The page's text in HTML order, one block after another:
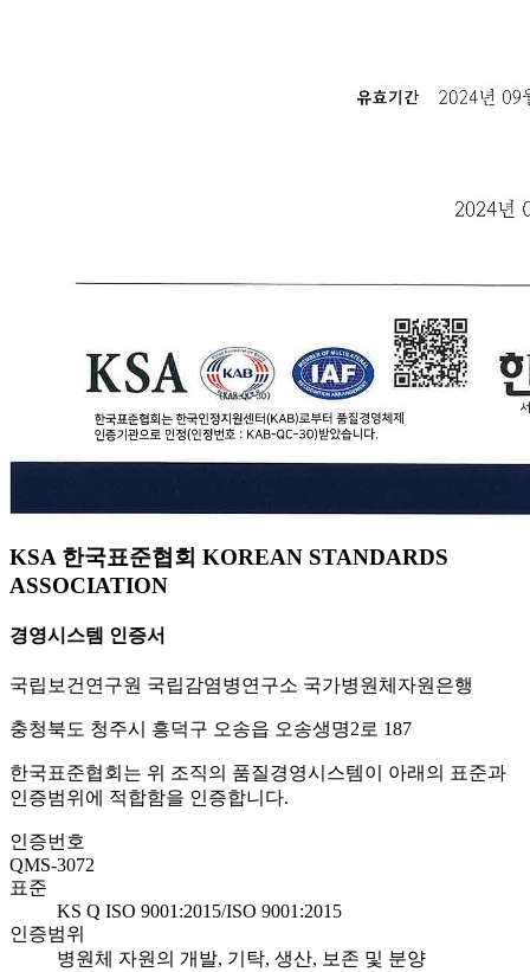
KSA 한국표준협회 KOREAN STANDARDS
ASSOCIATION
경영시스템 인증서
국립보건연구원 국립감염병연구소 국가병원체자원은행
충청북도 청주시 흥덕구 오송읍 오송생명2로 187
한국표준협회는 위 조직의 품질경영시스템이 아래의 표준과
인증범위에 적합함을 인증합니다.
인증번호
QMS-3072
표준
KS Q ISO 9001:2015/ISO 9001:2015
인증범위
병원체 자원의 개발, 기탁, 생산, 보존 및 분양